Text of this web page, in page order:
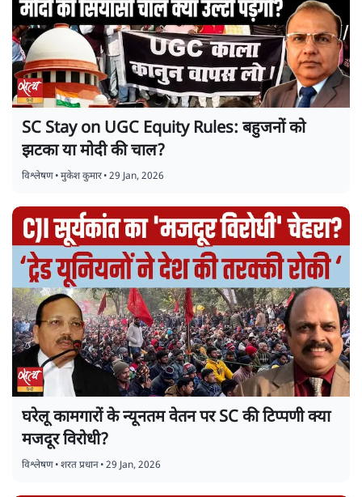
SC Stay on UGC Equity Rules: बहुजनों को
झटका या मोदी की चाल?
विश्लेषण•मुकेश कुमार•29 Jan, 2026
घरेलू कामगारों के न्यूनतम वेतन पर SC की टिप्पणी क्या
मजदूर विरोधी?
विश्लेषण•शरत प्रधान•29 Jan, 2026